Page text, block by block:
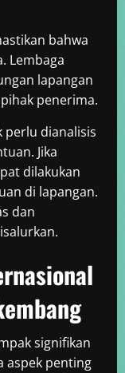
bahwa
Lembaga
lapangan
penerima.
perlu dianalisis
Jika
dilakukan
di lapangan.
dan
signifikan
aspek penting